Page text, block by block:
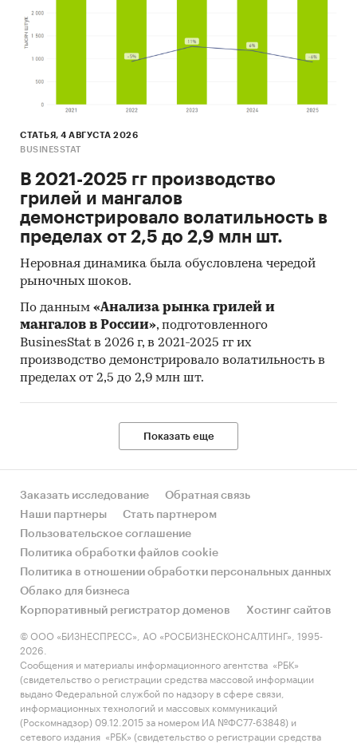
СТАТЬЯ, 4 АВГУСТА 2026
BUSINESSTAT
В 2021-2025 гг производство
грилей и мангалов
демонстрировало волатильность в
пределах от 2,5 до 2,9 млн шт.
Неровная динамика была обусловлена чередой
рыночных шоков.
По данным «Анализа рынка грилей и
мангалов в России», подготовленного
BusinesStat в 2026 г, в 2021-2025 гг их
производство демонстрировало волатильность в
пределах от 2,5 до 2,9 млн шт.
Показать еще
Заказать исследование
Обратная связь
Наши партнеры
Стать партнером
Пользовательское соглашение
Политика обработки файлов cookie
Политика в отношении обработки персональных данных
Облако для бизнеса
Корпоративный регистратор доменов
Хостинг сайтов
© ООО «БИЗНЕСПРЕСС», АО «РОСБИЗНЕСКОНСАЛТИНГ», 1995-
2026.
Сообщения и материалы информационного агентства «РБК»
(свидетельство о регистрации средства массовой информации
выдано Федеральной службой по надзору в сфере связи,
информационных технологий и массовых коммуникаций
(Роскомнадзор) 09.12.2015 за номером ИА №ФС77-63848) и
сетевого издания «РБК» (свидетельство о регистрации средства